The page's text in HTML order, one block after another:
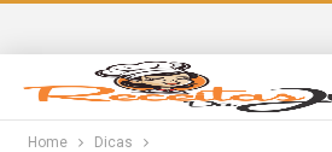
Home Dicas